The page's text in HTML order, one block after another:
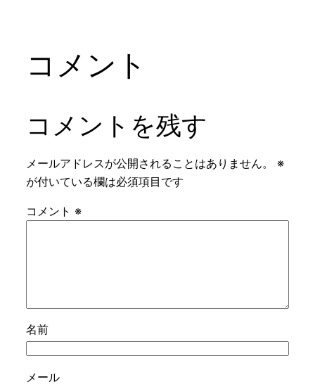
コメント
コメントを残す
メールアドレスが公開されることはありません。
※
が付いている欄は必須項目です
コメント ※
名前
メール